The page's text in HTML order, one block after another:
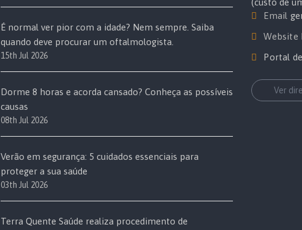
É normal ver pior com a idade? Nem sempre. Saiba
quando deve procurar um oftalmologista.
15th Jul 2026
Dorme 8 horas e acorda cansado? Conheça as possíveis
causas
08th Jul 2026
Verão em segurança: 5 cuidados essenciais para
proteger a sua saúde
03th Jul 2026
Terra Quente Saúde realiza procedimento de
(custo de
Email
Website
Portal
Ver